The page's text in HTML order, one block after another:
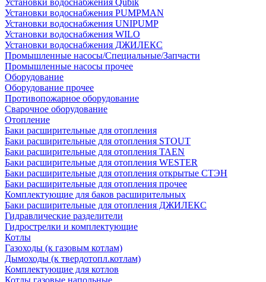
Установки водоснабжения Qubik
Установки водоснабжения PUMPMAN
Установки водоснабжения UNIPUMP
Установки водоснабжения WILO
Установки водоснабжения ДЖИЛЕКС
Промышленные насосы/Специальные/Запчасти
Промышленные насосы прочее
Оборудование
Оборудование прочее
Противопожарное оборудование
Сварочное оборудование
Отопление
Баки расширительные для отопления
Баки расширительные для отопления STOUT
Баки расширительные для отопления TAEN
Баки расширительные для отопления WESTER
Баки расширительные для отопления открытые СТЭН
Баки расширительные для отопления прочее
Комплектующие для баков расширительных
Баки расширительные для отопления ДЖИЛЕКС
Гидравлические разделители
Гидрострелки и комплектующие
Котлы
Газоходы (к газовым котлам)
Дымоходы (к твердотопл.котлам)
Комплектующие для котлов
Котлы газовые напольные